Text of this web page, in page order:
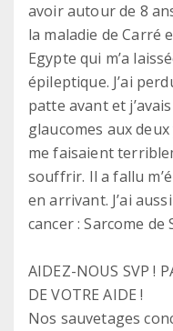
avoir autour de 8
la maladie de Carré
Egypte qui m’a
épileptique. J’ai
patte avant et
glaucomes aux
me faisaient
souffrir. Il a fallu
en arrivant. J’ai
cancer : Sarcome de
AIDEZ-NOUS SVP !
DE VOTRE AIDE !
Nos sauvetages